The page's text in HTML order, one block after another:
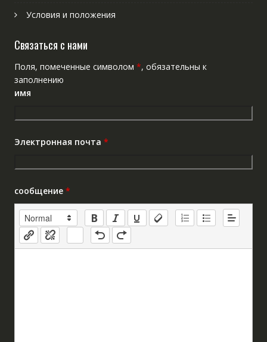
Условия и положения
Связаться с нами
Поля, помеченные символом *, обязательны к
заполнению
имя
Электронная почта *
сообщение *